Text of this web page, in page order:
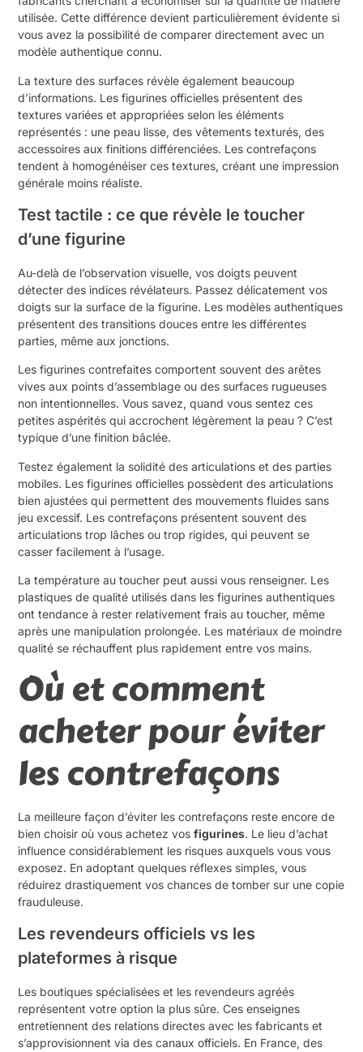
utilisée. Cette différence devient particulièrement évidente si
vous avez la possibilité de comparer directement avec un
modèle authentique connu.
La texture des surfaces révèle également beaucoup
d’informations. Les figurines officielles présentent des
textures variées et appropriées selon les éléments
représentés : une peau lisse, des vêtements texturés, des
accessoires aux finitions différenciées. Les contrefaçons
tendent à homogénéiser ces textures, créant une impression
générale moins réaliste.
Test tactile : ce que révèle le toucher
d’une figurine
Au-delà de l’observation visuelle, vos doigts peuvent
détecter des indices révélateurs. Passez délicatement vos
doigts sur la surface de la figurine. Les modèles authentiques
présentent des transitions douces entre les différentes
parties, même aux jonctions.
Les figurines contrefaites comportent souvent des arêtes
vives aux points d’assemblage ou des surfaces rugueuses
non intentionnelles. Vous savez, quand vous sentez ces
petites aspérités qui accrochent légèrement la peau ? C’est
typique d’une finition bâclée.
Testez également la solidité des articulations et des parties
mobiles. Les figurines officielles possèdent des articulations
bien ajustées qui permettent des mouvements fluides sans
jeu excessif. Les contrefaçons présentent souvent des
articulations trop lâches ou trop rigides, qui peuvent se
casser facilement à l’usage.
La température au toucher peut aussi vous renseigner. Les
plastiques de qualité utilisés dans les figurines authentiques
ont tendance à rester relativement frais au toucher, même
après une manipulation prolongée. Les matériaux de moindre
qualité se réchauffent plus rapidement entre vos mains.
Où et comment
acheter pour éviter
les contrefaçons
La meilleure façon d’éviter les contrefaçons reste encore de
bien choisir où vous achetez vosfigurines. Le lieu d’achat
influence considérablement les risques auxquels vous vous
exposez. En adoptant quelques réflexes simples, vous
réduirez drastiquement vos chances de tomber sur une copie
frauduleuse.
Les revendeurs officiels vs les
plateformes à risque
Les boutiques spécialisées et les revendeurs agréés
représentent votre option la plus sûre. Ces enseignes
entretiennent des relations directes avec les fabricants et
s’approvisionnent via des canaux officiels. En France, des